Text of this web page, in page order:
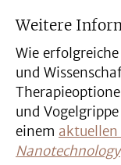
Weitere
Wie
und
und
einem aktuellen
Nanotechnology